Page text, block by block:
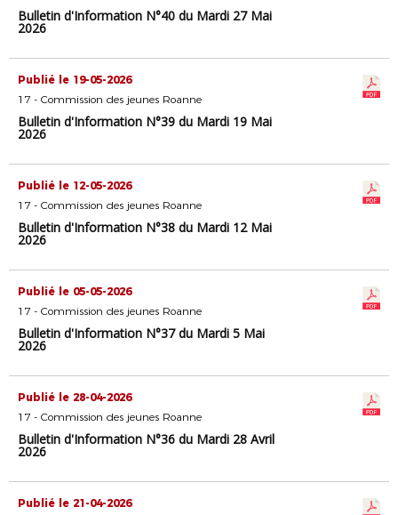
Bulletin d'Information N°40 du Mardi 27 Mai
2026
Publié le 19-05-2026
17 - Commission des jeunes Roanne
Bulletin d'Information N°39 du Mardi 19 Mai
2026
Publié le 12-05-2026
17 - Commission des jeunes Roanne
Bulletin d'Information N°38 du Mardi 12 Mai
2026
Publié le 05-05-2026
17 - Commission des jeunes Roanne
Bulletin d'Information N°37 du Mardi 5 Mai
2026
Publié le 28-04-2026
17 - Commission des jeunes Roanne
Bulletin d'Information N°36 du Mardi 28 Avril
2026
Publié le 21-04-2026